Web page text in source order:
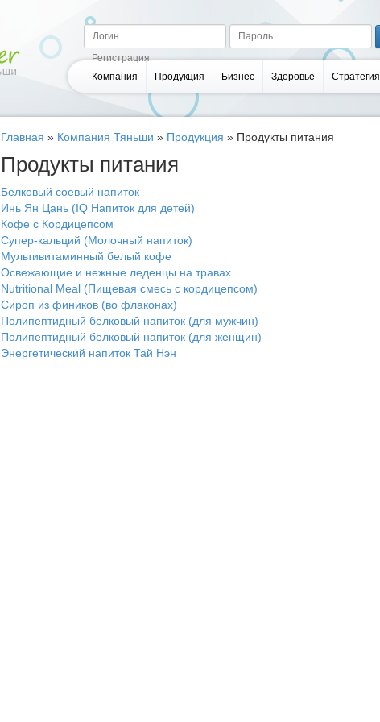
Регистрация
Компания
Продукция Бизнес Здоровье Стратегия
Главная » Компания Тяньши » Продукция » Продукты питания
Продукты питания
Белковый соевый напиток
Инь Ян Цань (IQ Напиток для детей)
Кофе с Кордицепсом
Супер-кальций (Молочный напиток)
Мультивитаминный белый кофе
Освежающие и нежные леденцы на травах
Nutritional Meal (Пищевая смесь с кордицепсом)
Сироп из фиников (во флаконах)
Полипептидный белковый напиток (для мужчин)
Полипептидный белковый напиток (для женщин)
Энергетический напиток Тай Нэн